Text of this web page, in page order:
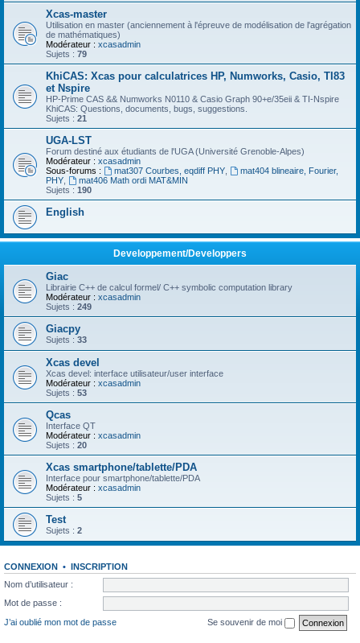
Xcas-master
Utilisation en master (anciennement à l'épreuve de modélisation de l'agrégation
de mathématiques)
Modérateur : xcasadmin
Sujets : 79
KhiCAS: Xcas pour calculatrices HP, Numworks, Casio, TI83
et Nspire
HP-Prime CAS && Numworks N0110 & Casio Graph 90+e/35eii & TI-Nspire
KhiCAS: Questions, documents, bugs, suggestions.
Sujets : 21
UGA-LST
Forum destiné aux étudiants de l'UGA (Université Grenoble-Alpes)
Modérateur : xcasadmin
Sous-forums :
mat307 Courbes, eqdiff PHY,
mat404 blineaire, Fourier,
PHY
mat406 Math ordi MAT&MIN
Sujets : 190
English
Developpement/Developpers
Giac
Librairie C++ de calcul formel/ C++ symbolic computation library
Modérateur : xcasadmin
Sujets : 249
Giacpy
Sujets : 33
Xcas devel
Xcas devel: interface utilisateur/user interface
Modérateur : xcasadmin
Sujets : 53
Qcas
Interface QT
Modérateur : xcasadmin
Sujets : 20
Xcas smartphone/tablette/PDA
Interface pour smartphone/tablette/PDA
Modérateur : xcasadmin
Sujets : 5
Test
Sujets : 2
CONNEXION • INSCRIPTION
Nom d’utilisateur :
Mot de passe :
J’ai oublié mon mot de passe
Se souvenir de moi